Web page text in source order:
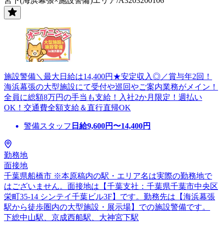
施設警備＼最大日給は14,400円★安定収入◎／賞与年2回！
海浜幕張の大型施設にて受付や巡回やご案内業務がメイン！
全員に総額8万円の手当も支給！入社2か月限定！週払い
OK！交通費全額支給＆直行直帰OK
警備スタッフ 日給9,600円〜14,400円
勤務地
面接地
千葉県船橋市 ※本原稿内の駅・エリア名は実際の勤務地で
はございません。面接地は【千葉支社：千葉県千葉市中央区
栄町35-14 シンテイ千葉ビル3F】です。勤務先は【海浜幕張
駅から徒歩圏内の大型施設・展示場】での施設警備です。
下総中山駅、京成西船駅、大神宮下駅